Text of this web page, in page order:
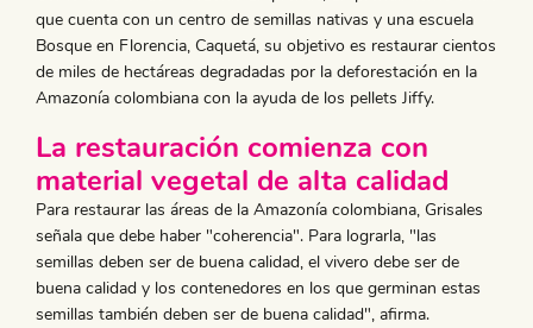
que cuenta con un centro de semillas nativas y una escuela
Bosque en Florencia, Caquetá, su objetivo es restaurar cientos
de miles de hectáreas degradadas por la deforestación en la
Amazonía colombiana con la ayuda de los pellets Jiffy.
La restauración comienza con
material vegetal de alta calidad
Para restaurar las áreas de la Amazonía colombiana, Grisales
señala que debe haber "coherencia". Para lograrla, "las
semillas deben ser de buena calidad, el vivero debe ser de
buena calidad y los contenedores en los que germinan estas
semillas también deben ser de buena calidad", afirma.